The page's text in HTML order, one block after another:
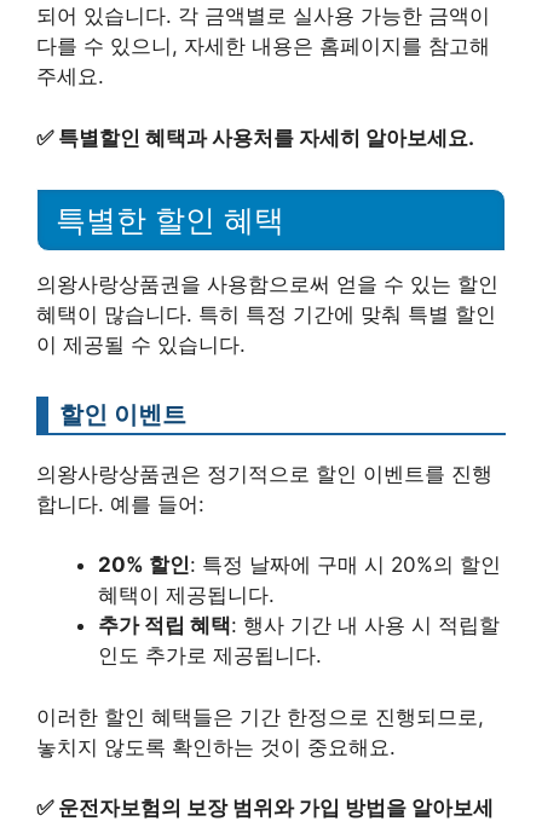
되어 있습니다. 각 금액별로 실사용 가능한 금액이
다를 수 있으니, 자세한 내용은 홈페이지를 참고해
주세요.
✅ 특별할인 혜택과 사용처를 자세히 알아보세요.
특별한 할인 혜택
의왕사랑상품권을 사용함으로써 얻을 수 있는 할인
혜택이 많습니다. 특히 특정 기간에 맞춰 특별 할인
이 제공될 수 있습니다.
할인 이벤트
의왕사랑상품권은 정기적으로 할인 이벤트를 진행
합니다. 예를 들어:
20% 할인: 특정 날짜에 구매 시 20%의 할인
혜택이 제공됩니다.
추가 적립 혜택: 행사 기간 내 사용 시 적립할
인도 추가로 제공됩니다.
이러한 할인 혜택들은 기간 한정으로 진행되므로,
놓치지 않도록 확인하는 것이 중요해요.
✅ 운전자보험의 보장 범위와 가입 방법을 알아보세